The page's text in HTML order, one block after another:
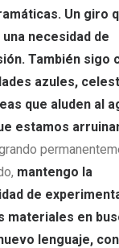
Un giro
necesidad de
También sigo
azules,
que aluden al
estamos
mantengo la
de
materiales en
lenguaje,